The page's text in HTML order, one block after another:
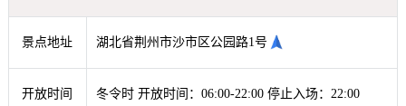
景点地址 湖北省荆州市沙市区公园路1号
开放时间 冬令时 开放时间：06:00-22:00 停止入场：22:00